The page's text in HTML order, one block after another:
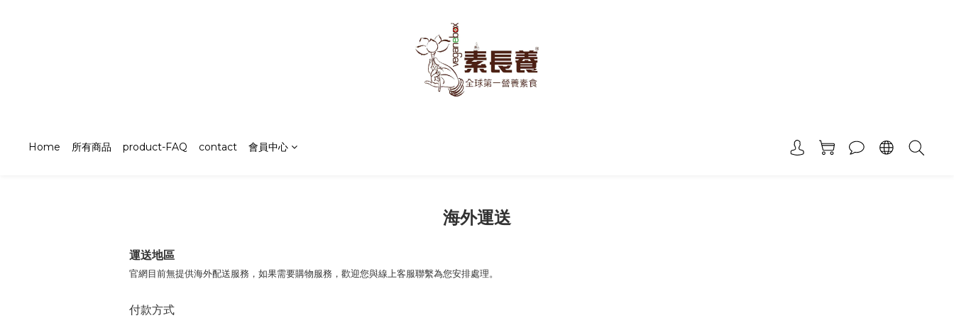
Home 所有商品 product-FAQ contact 會員中心
海外運送
運送地區
官網目前無提供海外配送服務，如果需要購物服務，歡迎您與線上客服聯繫為您安排處理。
付款方式